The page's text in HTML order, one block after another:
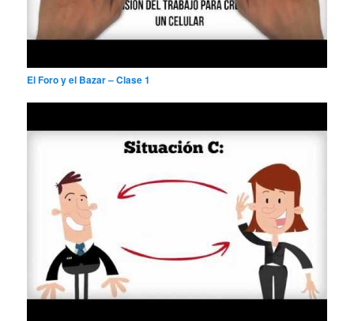
El Foro y el Bazar – Clase 1